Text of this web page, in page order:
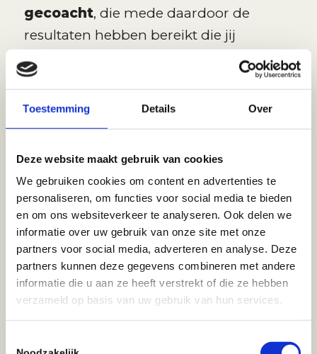
Toestemming Details Over
Deze website maakt gebruik van cookies
We gebruiken cookies om content en advertenties te
personaliseren, om functies voor social media te bieden
en om ons websiteverkeer te analyseren. Ook delen we
informatie over uw gebruik van onze site met onze
partners voor social media, adverteren en analyse. Deze
partners kunnen deze gegevens combineren met andere
informatie die u aan ze heeft verstrekt of die ze hebben
verzameld op basis van uw gebruik van hun services.
gecoacht, die mede daardoor de
resultaten hebben bereikt die jij
waarschijnlijk ook voor ogen hebt.
Naast mijn werk als Business Coach
begeleid ik ondernemers al meer
Bedrijfsovernameadviseur met hun
bedrijf te verkopen.
Ik ben gecertificeerd NLP
Practitioner, lid van deNederlandse
Orde van Beroepscoaches (NOBCO)
en tevens ook van deInternational
Coach Federation (ICF).